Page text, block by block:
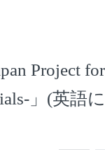
Project
」(英語